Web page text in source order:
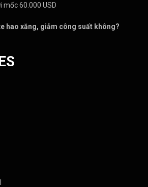
mốc 60.000 USD
hao xăng, giảm công suất không?